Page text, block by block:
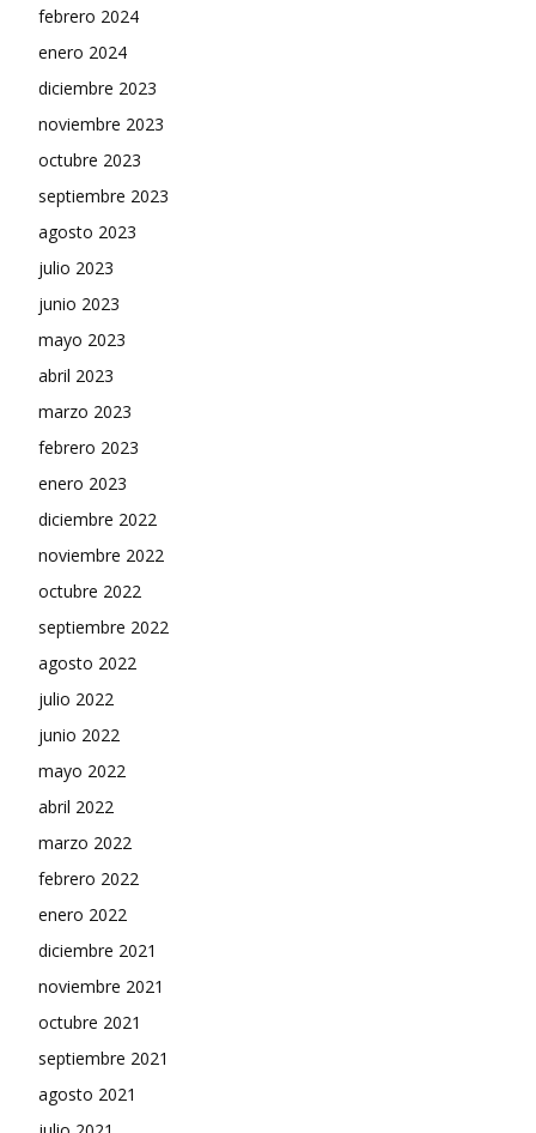
febrero 2024
enero 2024
diciembre 2023
noviembre 2023
octubre 2023
septiembre 2023
agosto 2023
julio 2023
junio 2023
mayo 2023
abril 2023
marzo 2023
febrero 2023
enero 2023
diciembre 2022
noviembre 2022
octubre 2022
septiembre 2022
agosto 2022
julio 2022
junio 2022
mayo 2022
abril 2022
marzo 2022
febrero 2022
enero 2022
diciembre 2021
noviembre 2021
octubre 2021
septiembre 2021
agosto 2021